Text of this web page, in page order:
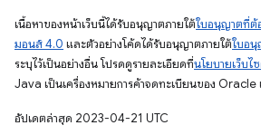
เนื้อหาของหน้าเว็บนี้ได้รับอนุญาตภายใต้ใบอนุญาตที่ต้
มอนส์ 4.0 และตัวอย่างโค้ดได้รับอนุญาตภายใต้ใบอ
ระบุไว้เป็นอย่างอื่น โปรดดูรายละเอียดที่นโยบายเว็บ
Java เป็นเครื่องหมายการค้าจดทะเบียนของ Oracle
อัปเดตล่าสุด 2023-04-21 UTC